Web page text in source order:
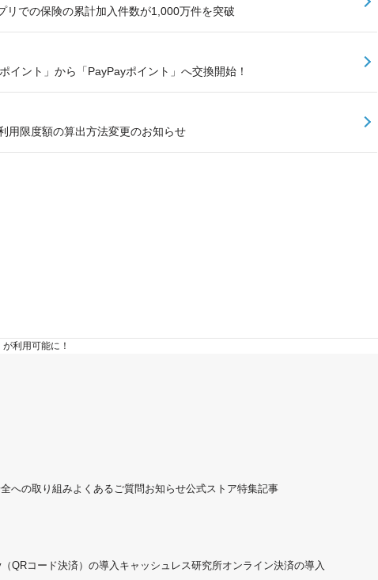
リでの保険の累計加入件数が1,000万件を突破
イント」から「PayPayポイント」へ交換開始！
用限度額の算出方法変更のお知らせ
利用可能に！
への取り組みよくあるご質問お知らせ公式ストア特集記事
QRコード決済）の導入 キャッシュレス研究所オンライン決済の導入